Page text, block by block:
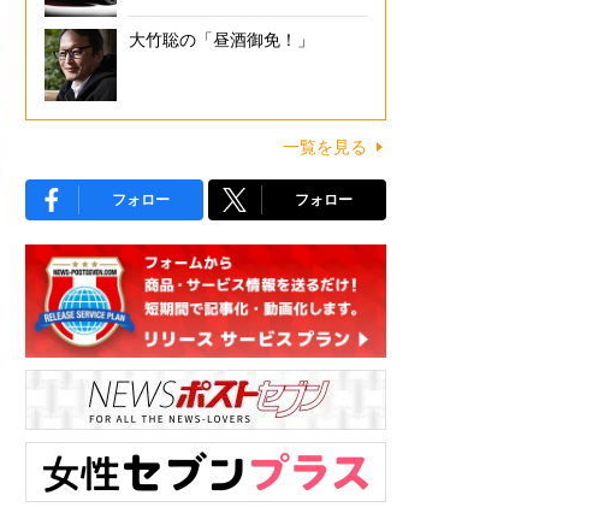
大竹聡の「昼酒御免！」
一覧を見る
フォロー フォロー